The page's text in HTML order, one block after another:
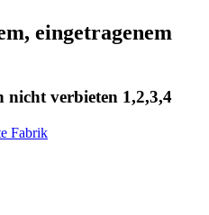
eingetragenem
nicht verbieten 1,2,3,4
Fabrik